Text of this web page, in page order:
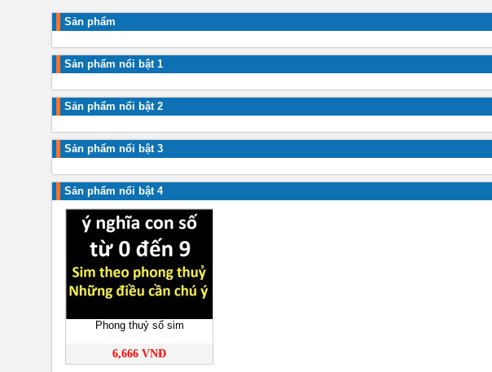
Sản phẩm
Sản phẩm nổi bật 1
Sản phẩm nổi bật 2
Sản phẩm nổi bật 3
Sản phẩm nổi bật 4
Phong thuỷ số sim
6,666 VNĐ